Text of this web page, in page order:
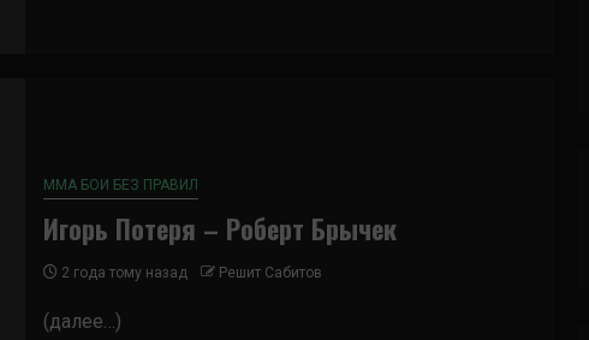
ММА БОИ БЕЗ ПРАВИЛ
Игорь Потеря – Роберт Брычек
2 года тому назад Решит Сабитов
(далее…)